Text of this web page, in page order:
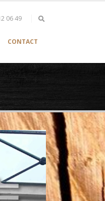
06 49
CONTACT